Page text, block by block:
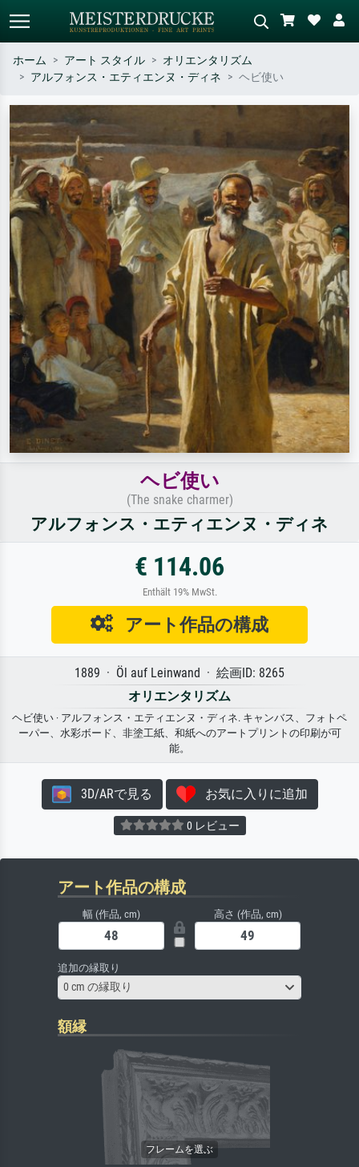
作家名・作品名・スタイルで検索
– 例：モネ、星月夜、印象派、北
斎の波、ヌード。
シーンを説明してください – 例：
緑の草原、赤の多い抽象画、暗い
油絵、木のそばの立ち姿のヌー
ド。
ホーム アート スタイル
オリエンタリズム
アルフォンス・エティエンヌ・ディネ
ヘビ使い
ヘビ使い
(The snake charmer)
アルフォンス・エティエンヌ・ディネ
€ 114.06
Enthält 19% MwSt.
アート作品の構成
1889 · Öl auf Leinwand · 絵画ID: 8265
オリエンタリズム
ヘビ使い · アルフォンス・エティエンヌ・ディネ. キャンバス、フォトペ
ーパー、水彩ボード、非塗工紙、和紙へのアートプリントの印刷が可
能。
3D/ARで見る お気に入りに追加
0 レビュー
アート作品の構成
幅 (作品, cm) 高さ (作品, cm)
追加の縁取り
0 cm の縁取り
額縁